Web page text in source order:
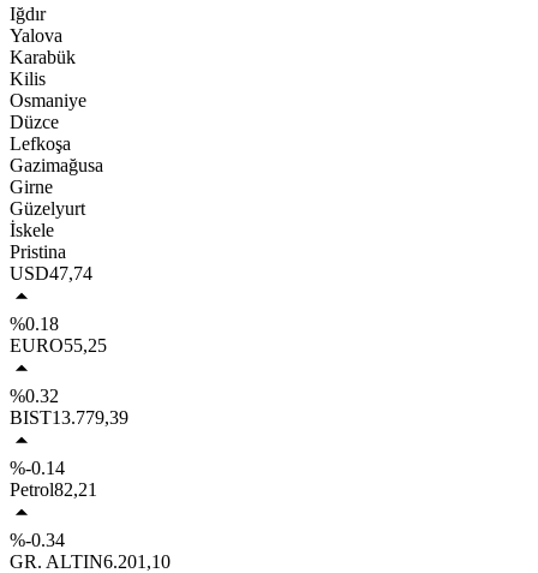
Iğdır
Yalova
Karabük
Kilis
Osmaniye
Düzce
Lefkoşa
Gazimağusa
Girne
Güzelyurt
İskele
Pristina
USD47,74
%0.18
EURO55,25
%0.32
BIST13.779,39
%-0.14
Petrol82,21
%-0.34
GR. ALTIN6.201,10